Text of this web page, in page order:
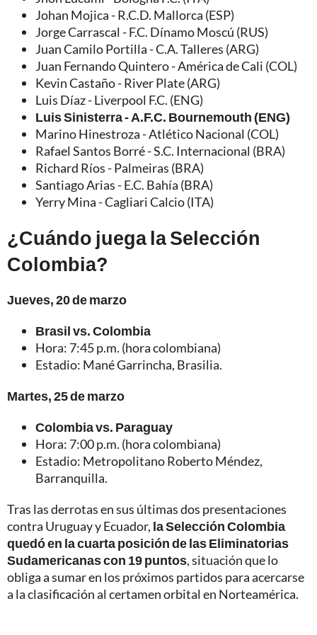
Johan Mojica - R.C.D. Mallorca (ESP)
Jorge Carrascal - F.C. Dínamo Moscú (RUS)
Juan Camilo Portilla - C.A. Talleres (ARG)
Juan Fernando Quintero - América de Cali (COL)
Kevin Castaño - River Plate (ARG)
Luis Díaz - Liverpool F.C. (ENG)
Luis Sinisterra - A.F.C. Bournemouth (ENG)
Marino Hinestroza - Atlético Nacional (COL)
Rafael Santos Borré - S.C. Internacional (BRA)
Richard Ríos - Palmeiras (BRA)
Santiago Arias - E.C. Bahía (BRA)
Yerry Mina - Cagliari Calcio (ITA)
¿Cuándo juega la Selección
Colombia?
Jueves, 20 de marzo
Brasil vs. Colombia
Hora: 7:45 p.m. (hora colombiana)
Estadio: Mané Garrincha, Brasilia.
Martes, 25 de marzo
Colombia vs. Paraguay
Hora: 7:00 p.m. (hora colombiana)
Estadio: Metropolitano Roberto Méndez,
Barranquilla.
Tras las derrotas en sus últimas dos presentaciones
contra Uruguay y Ecuador, la Selección Colombia
quedó en la cuarta posición de las Eliminatorias
Sudamericanas con 19 puntos, situación que lo
obliga a sumar en los próximos partidos para acercarse
a la clasificación al certamen orbital en Norteamérica.